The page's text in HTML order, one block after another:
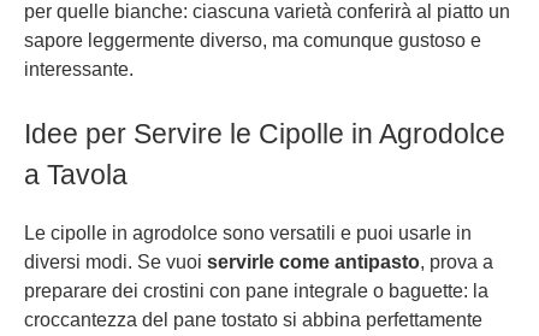
per quelle bianche: ciascuna varietà conferirà al piatto un
sapore leggermente diverso, ma comunque gustoso e
interessante.
Idee per Servire le Cipolle in Agrodolce
a Tavola
Le cipolle in agrodolce sono versatili e puoi usarle in
diversi modi. Se vuoi servirle come antipasto, prova a
preparare dei crostini con pane integrale o baguette: la
croccantezza del pane tostato si abbina perfettamente